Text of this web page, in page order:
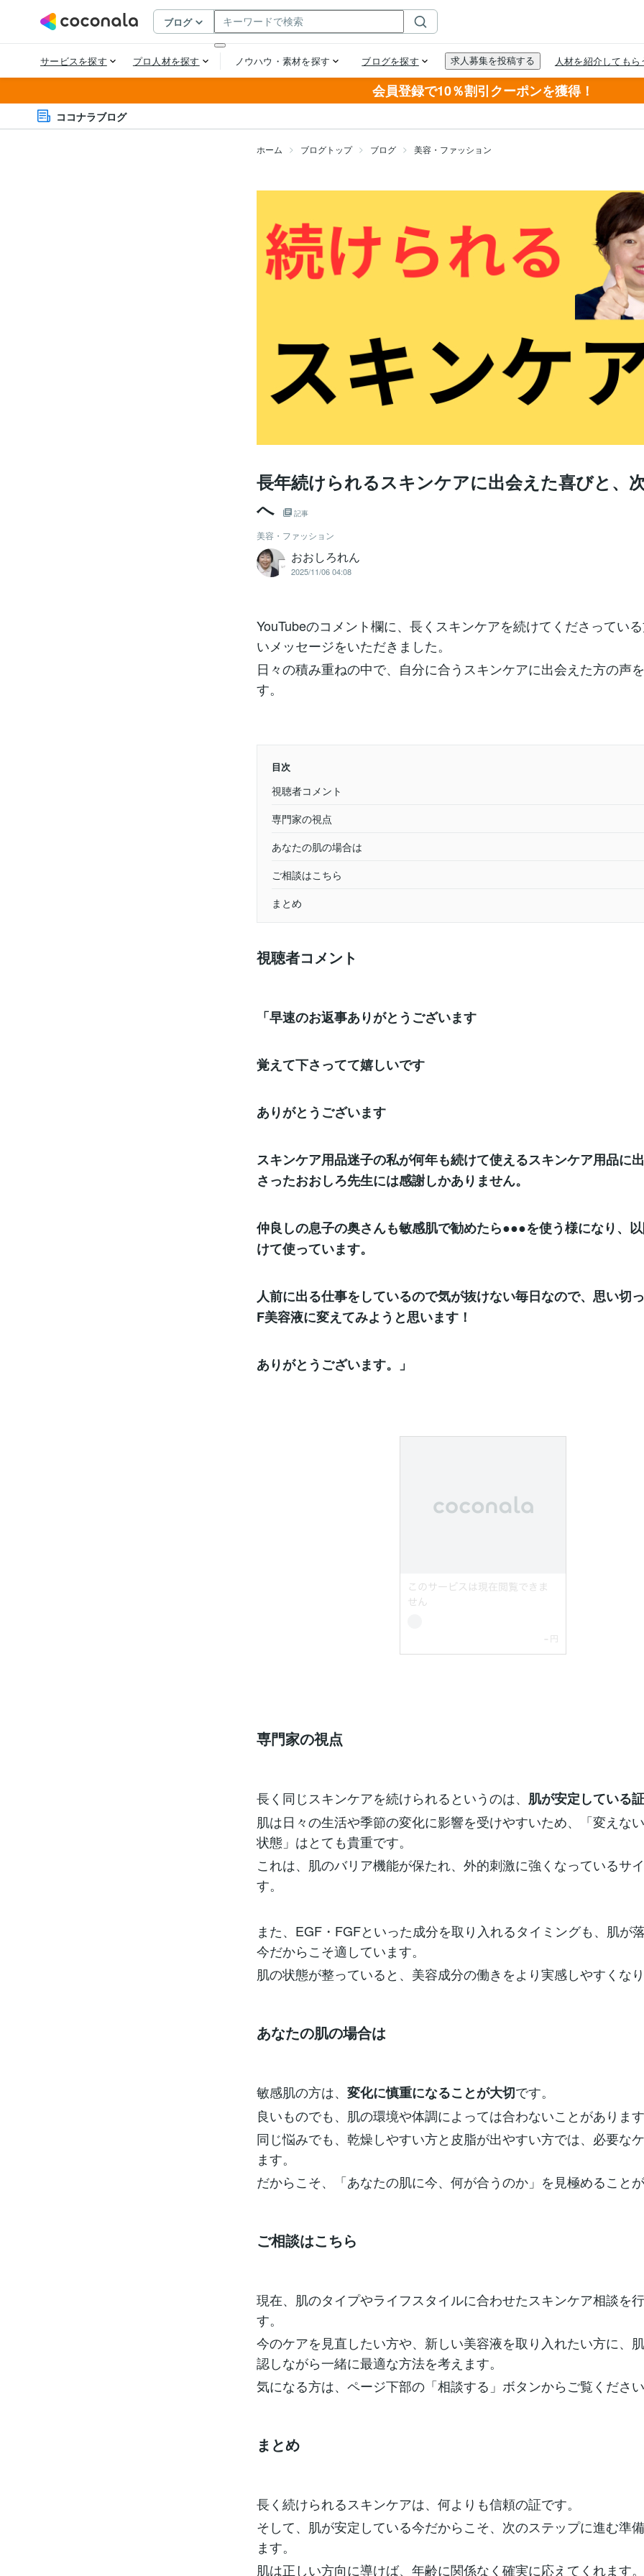
会員登録で10％割引クーポンを獲得！
ココナラブログ
ホーム ブログトップ ブログ 美容・ファッション
長年続けられるスキンケアに出会えた喜びと、
へ
記事
美容・ファッション
おおしろれん
2025/11/06 04:08
YouTubeのコメント欄に、長くスキンケアを続けてくださってい
いメッセージをいただきました。
日々の積み重ねの中で、自分に合うスキンケアに出会えた方の声
す。
目次
視聴者コメント
専門家の視点
あなたの肌の場合は
ご相談はこちら
まとめ
視聴者コメント
「早速のお返事ありがとうございます
覚えて下さってて嬉しいです
ありがとうございます
スキンケア用品迷子の私が何年も続けて使えるスキンケア用品に
さったおおしろ先生には感謝しかありません。
仲良しの息子の奥さんも敏感肌で勧めたら●●●を使う様になり、
けて使っています。
人前に出る仕事をしているので気が抜けない毎日なので、思い切
F美容液に変えてみようと思います！
ありがとうございます。」
専門家の視点
長く同じスキンケアを続けられるというのは、 肌が安定している
肌は日々の生活や季節の変化に影響を受けやすいため、「変えな
状態」はとても貴重です。
これは、肌のバリア機能が保たれ、外的刺激に強くなっているサ
す。
また、EGF・FGFといった成分を取り入れるタイミングも、肌が
今だからこそ適しています。
肌の状態が整っていると、美容成分の働きをより実感しやすくなり
あなたの肌の場合は
敏感肌の方は、 変化に慎重になることが大切です。
良いものでも、肌の環境や体調によっては合わないことがあります
同じ悩みでも、乾燥しやすい方と皮脂が出やすい方では、必要な
ます。
だからこそ、「あなたの肌に今、何が合うのか」を見極めることが
ご相談はこちら
現在、肌のタイプやライフスタイルに合わせたスキンケア相談を
す。
今のケアを見直したい方や、新しい美容液を取り入れたい方に、
認しながら一緒に最適な方法を考えます。
気になる方は、ページ下部の「相談する」ボタンからご覧ください
まとめ
長く続けられるスキンケアは、何よりも信頼の証です。
そして、肌が安定している今だからこそ、次のステップに進む準
ます。
肌は正しい方向に導けば、年齢に関係なく確実に応えてくれます。